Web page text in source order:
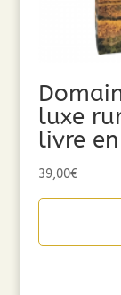
luxe
livre
39,00€